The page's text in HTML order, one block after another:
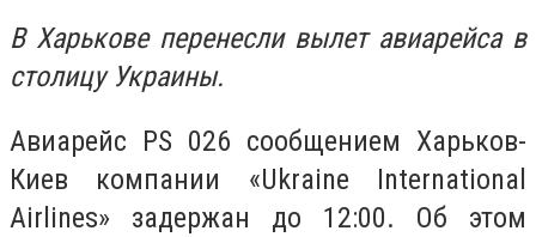
В Харькове перенесли вылет авиарейса в
столицу Украины.
Авиарейс PS 026 сообщением Харьков-
Киев компании «Ukraine International
Airlines» задержан до 12:00. Об этом